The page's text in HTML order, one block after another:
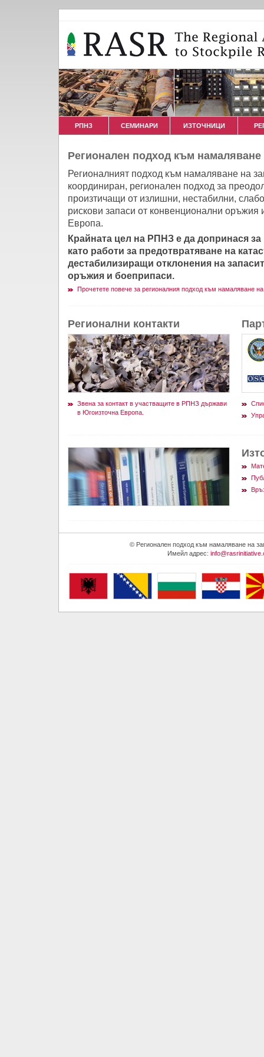
РПНЗ СЕМИНАРИ ИЗТОЧНИЦИ
Регионален подход към намаляване
Регионалният подход към намаляване на
координиран, регионален подход за
произтичащи от излишни, нестабилни,
рискови запаси от конвенционални
Европа.
Крайната цел на РПНЗ е да допринася за
като работи за предотвратяване на
дестабилизиращи отклонения на
оръжия и боеприпаси.
Прочетете повече за регионалния подход към намаляване на
Регионални контакти
Звена за контакт в участващите в РПНЗ държави
в Югоизточна Европа.
© Регионален подход към намаляване на
Имейл адрес: